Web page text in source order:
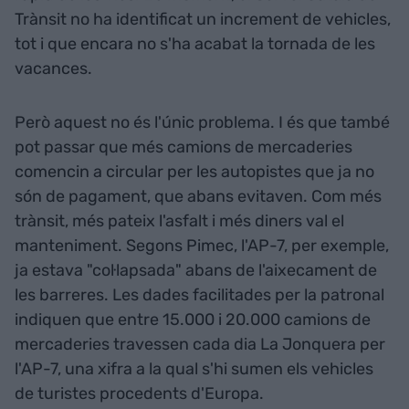
Trànsit no ha identificat un increment de vehicles,
tot i que encara no s'ha acabat la tornada de les
vacances.
Però aquest no és l'únic problema. I és que també
pot passar que més camions de mercaderies
comencin a circular per les autopistes que ja no
són de pagament, que abans evitaven. Com més
trànsit, més pateix l'asfalt i més diners val el
manteniment. Segons Pimec, l'AP-7, per exemple,
ja estava "col·lapsada" abans de l'aixecament de
les barreres. Les dades facilitades per la patronal
indiquen que entre 15.000 i 20.000 camions de
mercaderies travessen cada dia La Jonquera per
l'AP-7, una xifra a la qual s'hi sumen els vehicles
de turistes procedents d'Europa.